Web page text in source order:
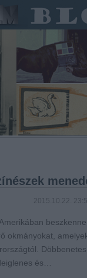
2015.10.22.
okmányokat,
és…